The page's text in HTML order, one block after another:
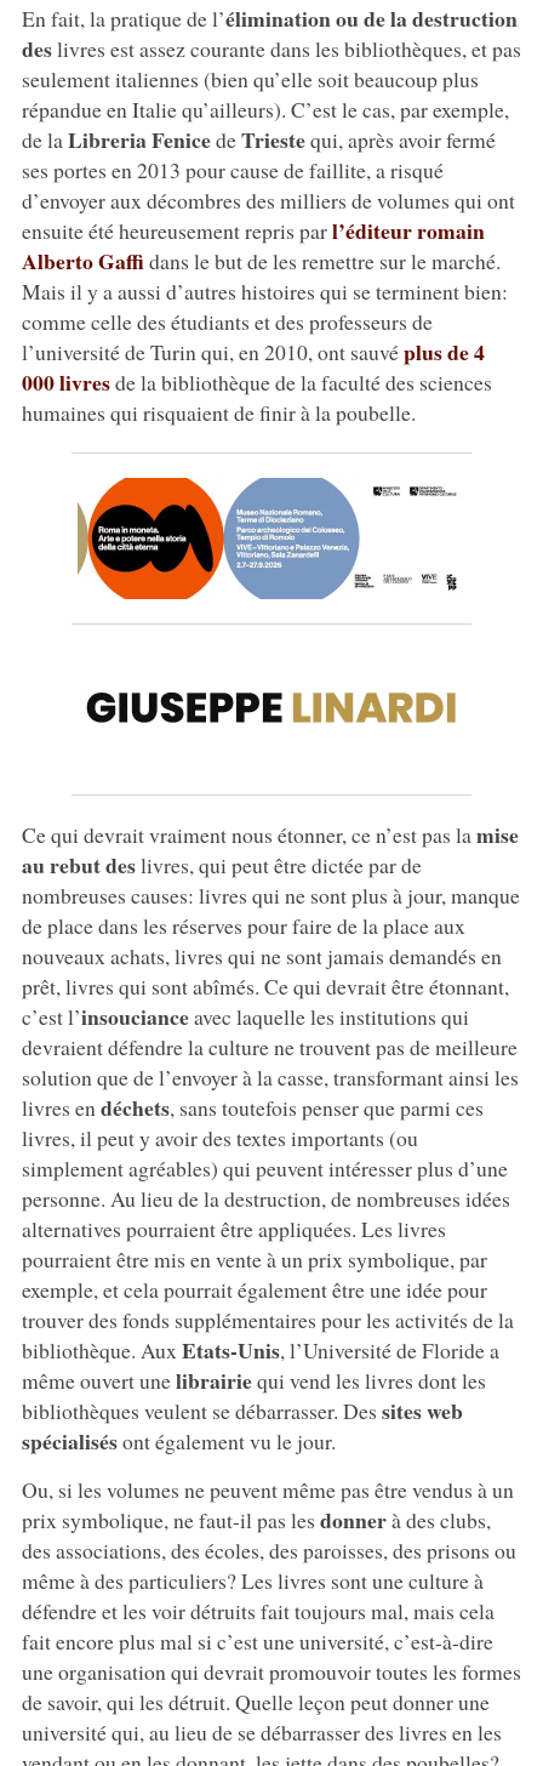
En fait, la pratique de l’élimination ou de la destruction
deslivres est assez courante dans les bibliothèques, et pas
seulement italiennes (bien qu’elle soit beaucoup plus
répandue en Italie qu’ailleurs). C’est le cas, par exemple,
de la Libreria FenicedeTriestequi, après avoir fermé
ses portes en 2013 pour cause de faillite, a risqué
d’envoyer aux décombres des milliers de volumes qui ont
ensuite été heureusement repris parl’éditeur romain
Alberto Gaffidans le but de les remettre sur le marché.
Mais il y a aussi d’autres histoires qui se terminent bien:
comme celle des étudiants et des professeurs de
l’université de Turin qui, en 2010, ont sauvéplus de 4
000 livresde la bibliothèque de la faculté des sciences
humaines qui risquaient de finir à la poubelle.
Ce qui devrait vraiment nous étonner, ce n’est pas la mise
au rebut deslivres, qui peut être dictée par de
nombreuses causes: livres qui ne sont plus à jour, manque
de place dans les réserves pour faire de la place aux
nouveaux achats, livres qui ne sont jamais demandés en
prêt, livres qui sont abîmés. Ce qui devrait être étonnant,
c’est l’insoucianceavec laquelle les institutions qui
devraient défendre la culture ne trouvent pas de meilleure
solution que de l’envoyer à la casse, transformant ainsi les
livres en déchets, sans toutefois penser que parmi ces
livres, il peut y avoir des textes importants (ou
simplement agréables) qui peuvent intéresser plus d’une
personne. Au lieu de la destruction, de nombreuses idées
alternatives pourraient être appliquées. Les livres
pourraient être mis en vente à un prix symbolique, par
exemple, et cela pourrait également être une idée pour
trouver des fonds supplémentaires pour les activités de la
bibliothèque. Aux Etats-Unis, l’Université de Floride a
même ouvert unelibrairiequi vend les livres dont les
bibliothèques veulent se débarrasser. Des sites web
spécialisésont également vu le jour.
Ou, si les volumes ne peuvent même pas être vendus à un
prix symbolique, ne faut-il pas les donnerà des clubs,
des associations, des écoles, des paroisses, des prisons ou
même à des particuliers? Les livres sont une culture à
défendre et les voir détruits fait toujours mal, mais cela
fait encore plus mal si c’est une université, c’est-à-dire
une organisation qui devrait promouvoir toutes les formes
de savoir, qui les détruit. Quelle leçon peut donner une
université qui, au lieu de se débarrasser des livres en les